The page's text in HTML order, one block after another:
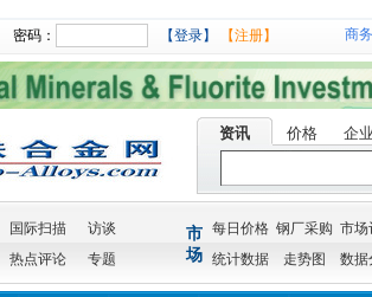
密码： 【登录】 【注册】 商
资讯 价格 企
国际扫描
访谈
热点评论 专题
市
场
每日价格 钢厂采购 市场
统计数据
走势图 数据